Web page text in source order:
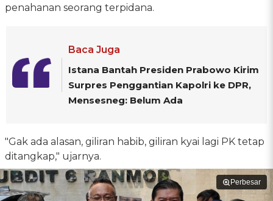
penahanan seorang terpidana.
Baca Juga
Istana Bantah Presiden Prabowo Kirim
Surpres Penggantian Kapolri ke DPR,
Mensesneg: Belum Ada
"Gak ada alasan, giliran habib, giliran kyai lagi PK tetap
ditangkap," ujarnya.
Perbesar